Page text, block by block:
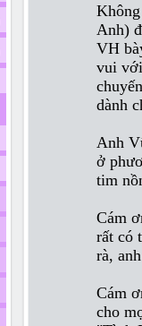
Anh)
VH
vui
dành
Anh
ở
tim
Cám
rất có
rà,
Cám
cho